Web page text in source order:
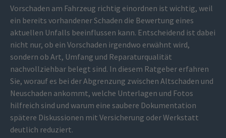
Vorschaden am Fahrzeug richtig einordnen ist wichtig, weil
ein bereits vorhandener Schaden die Bewertung eines
aktuellen Unfalls beeinflussen kann. Entscheidend ist dabei
nicht nur, ob ein Vorschaden irgendwo erwähnt wird,
sondern ob Art, Umfang und Reparaturqualität
nachvollziehbar belegt sind. In diesem Ratgeber erfahren
Sie, worauf es bei der Abgrenzung zwischen Altschaden und
Neuschaden ankommt, welche Unterlagen und Fotos
hilfreich sind und warum eine saubere Dokumentation
spätere Diskussionen mit Versicherung oder Werkstatt
deutlich reduziert.